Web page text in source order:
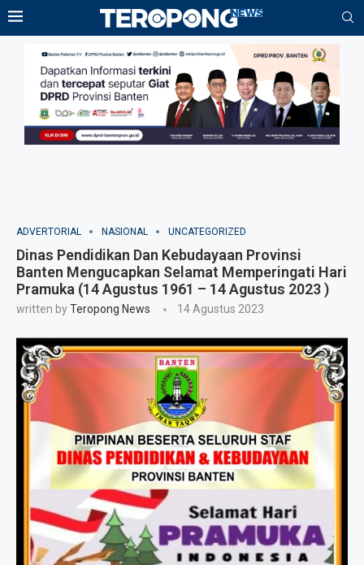
ADVERTORIAL NASIONAL UNCATEGORIZED
Dinas Pendidikan Dan Kebudayaan Provinsi
Banten Mengucapkan Selamat Memperingati Hari
Pramuka (14 Agustus 1961 – 14 Agustus 2023 )
written byTeropong News 14 Agustus 2023